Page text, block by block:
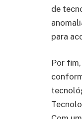
de
para
Por